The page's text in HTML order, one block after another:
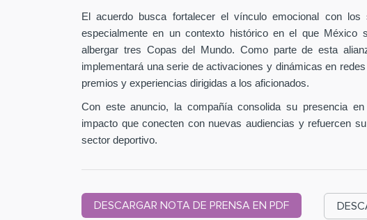
El acuerdo busca fortalecer el vínculo emocional con
especialmente en un contexto histórico en el que México
albergar tres Copas del Mundo. Como parte de esta
implementará una serie de activaciones y dinámicas en
premios y experiencias dirigidas a los aficionados.
Con este anuncio, la compañía consolida su presencia
impacto que conecten con nuevas audiencias y refuercen
sector deportivo.
DESCARGAR NOTA DE PRENSA EN PDF